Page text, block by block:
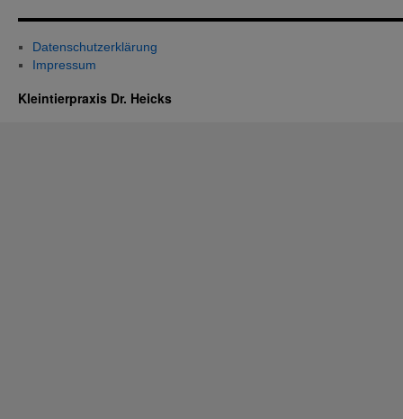
Datenschutzerklärung
Impressum
Kleintierpraxis Dr. Heicks